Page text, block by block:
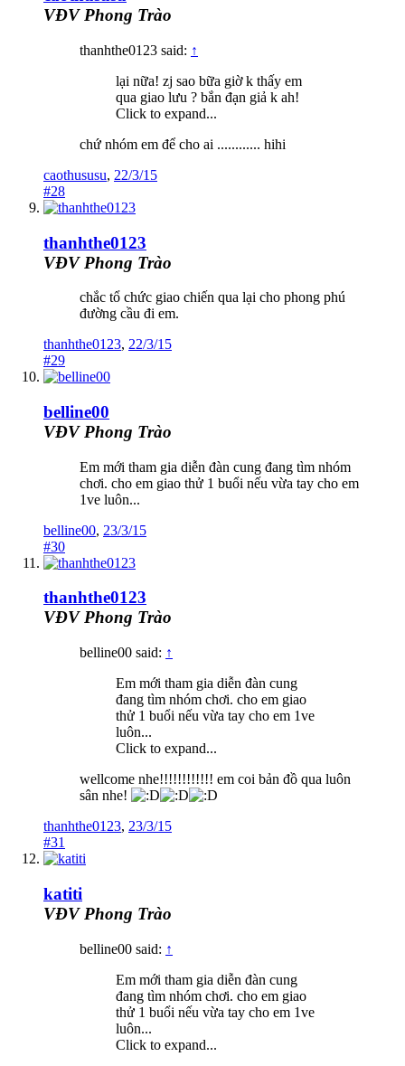
VĐV Phong Trào
thanhthe0123 said: ↑
lại nữa! zj sao bữa giờ k thấy em
qua giao lưu ? bắn đạn giả k ah!
Click to expand...
chứ nhóm em để cho ai ............ hihi
caothususu, 22/3/15
#28
thanhthe0123
VĐV Phong Trào
chắc tổ chức giao chiến qua lại cho phong phú
đường cầu đi em.
thanhthe0123, 22/3/15
#29
belline00
VĐV Phong Trào
Em mới tham gia diễn đàn cung đang tìm nhóm
chơi. cho em giao thử 1 buổi nếu vừa tay cho em
1ve luôn...
belline00, 23/3/15
#30
thanhthe0123
VĐV Phong Trào
belline00 said: ↑
Em mới tham gia diễn đàn cung
đang tìm nhóm chơi. cho em giao
thử 1 buổi nếu vừa tay cho em 1ve
luôn...
Click to expand...
wellcome nhe!!!!!!!!!!!! em coi bản đồ qua luôn
sân nhe!
thanhthe0123, 23/3/15
#31
katiti
VĐV Phong Trào
belline00 said: ↑
Em mới tham gia diễn đàn cung
đang tìm nhóm chơi. cho em giao
thử 1 buổi nếu vừa tay cho em 1ve
luôn...
Click to expand...